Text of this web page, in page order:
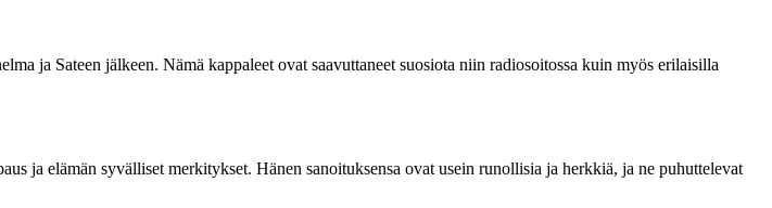
ja Sateen jälkeen. Nämä kappaleet ovat saavuttaneet suosiota niin radiosoitossa kuin myös erilaisilla
ja elämän syvälliset merkitykset. Hänen sanoituksensa ovat usein runollisia ja herkkiä, ja ne puhuttelevat